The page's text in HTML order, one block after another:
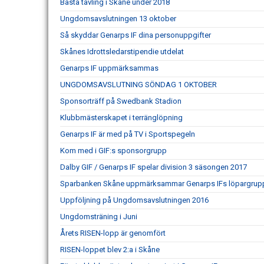
Bästa tävling i Skåne under 2018
Ungdomsavslutningen 13 oktober
Så skyddar Genarps IF dina personuppgifter
Skånes Idrottsledarstipendie utdelat
Genarps IF uppmärksammas
UNGDOMSAVSLUTNING SÖNDAG 1 OKTOBER
Sponsorträff på Swedbank Stadion
Klubbmästerskapet i terränglöpning
Genarps IF är med på TV i Sportspegeln
Kom med i GIF:s sponsorgrupp
Dalby GIF / Genarps IF spelar division 3 säsongen 2017
Sparbanken Skåne uppmärksammar Genarps IFs
Uppföljning på Ungdomsavslutningen 2016
Ungdomsträning i Juni
Årets RISEN-lopp är genomfört
RISEN-loppet blev 2:a i Skåne